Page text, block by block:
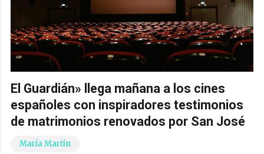
El Guardián» llega mañana a los cines
españoles con inspiradores testimonios
de matrimonios renovados por San José
María Martín